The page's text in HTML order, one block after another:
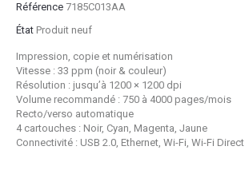
Référence 7185C013AA
État Produit neuf
Impression, copie et numérisation
Vitesse : 33 ppm (noir & couleur)
Résolution : jusqu’à 1200 × 1200 dpi
Volume recommandé : 750 à 4000 pages/mois
Recto/verso automatique
4 cartouches : Noir, Cyan, Magenta, Jaune
Connectivité : USB 2.0, Ethernet, Wi-Fi, Wi-Fi Direct